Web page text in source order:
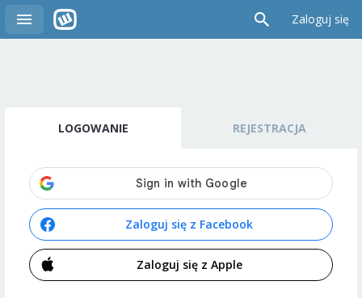
Zaloguj się
LOGOWANIE REJESTRACJA
Zaloguj się z Facebook
Zaloguj się z Apple